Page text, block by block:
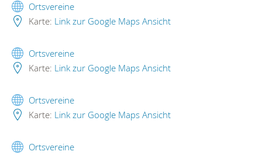
Ortsvereine
Karte: Link zur Google Maps Ansicht
Ortsvereine
Karte: Link zur Google Maps Ansicht
Ortsvereine
Karte: Link zur Google Maps Ansicht
Ortsvereine